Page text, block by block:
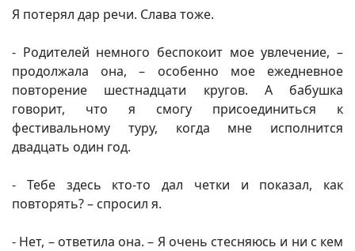
Я потерял дар речи. Слава тоже.
- Родителей немного беспокоит мое увлечение, –
продолжала она, – особенно мое ежедневное
повторение шестнадцати кругов. А бабушка
говорит, что я смогу присоединиться к
фестивальному туру, когда мне исполнится
двадцать один год.
- Тебе здесь кто-то дал четки и показал, как
повторять? – спросил я.
- Нет, – ответила она. – Я очень стесняюсь и ни с кем